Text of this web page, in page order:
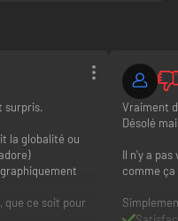
et restaurer, chacun habité
nombreux objets et détails
vos parents, puis découvrez
plein de souvenirs. Explorez
à matérialiser son rêve d’un
surpris.
la globalité ou
que ce soit pour
Vraiment
Désolé
Il n'y a
comme ça